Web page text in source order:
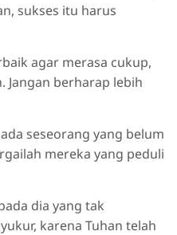
sukses itu harus
agar merasa cukup,
Jangan berharap lebih
seseorang yang belum
mereka yang peduli
dia yang tak
karena Tuhan telah